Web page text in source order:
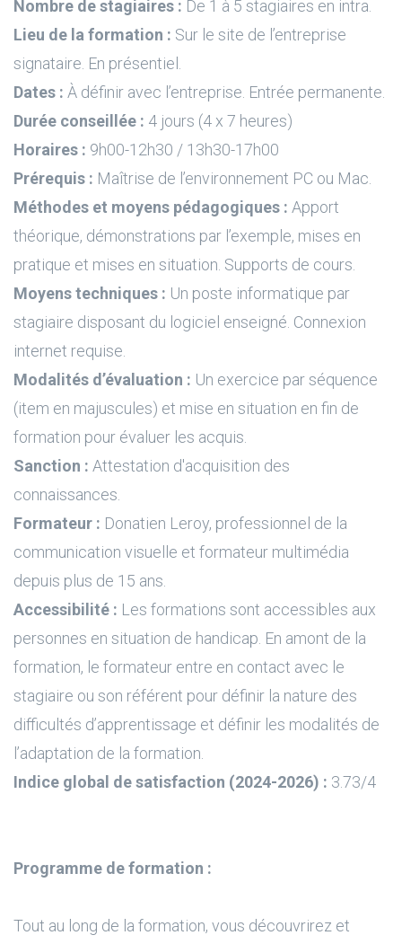
Nombre de stagiaires : De 1 à 5 stagiaires en intra.
Lieu de la formation : Sur le site de l’entreprise
signataire. En présentiel.
Dates : À définir avec l’entreprise. Entrée permanente.
Durée conseillée : 4 jours (4 x 7 heures)
Horaires : 9h00-12h30 / 13h30-17h00
Prérequis : Maîtrise de l’environnement PC ou Mac.
Méthodes et moyens pédagogiques : Apport
théorique, démonstrations par l’exemple, mises en
pratique et mises en situation. Supports de cours.
Moyens techniques : Un poste informatique par
stagiaire disposant du logiciel enseigné. Connexion
internet requise.
Modalités d’évaluation : Un exercice par séquence
(item en majuscules) et mise en situation en fin de
formation pour évaluer les acquis.
Sanction : Attestation d'acquisition des
connaissances.
Formateur : Donatien Leroy, professionnel de la
communication visuelle et formateur multimédia
depuis plus de 15 ans.
Accessibilité : Les formations sont accessibles aux
personnes en situation de handicap. En amont de la
formation, le formateur entre en contact avec le
stagiaire ou son référent pour définir la nature des
difficultés d’apprentissage et définir les modalités de
l’adaptation de la formation.
Indice global de satisfaction (2024-2026) : 3.73/4
Programme de formation :
Tout au long de la formation, vous découvrirez et